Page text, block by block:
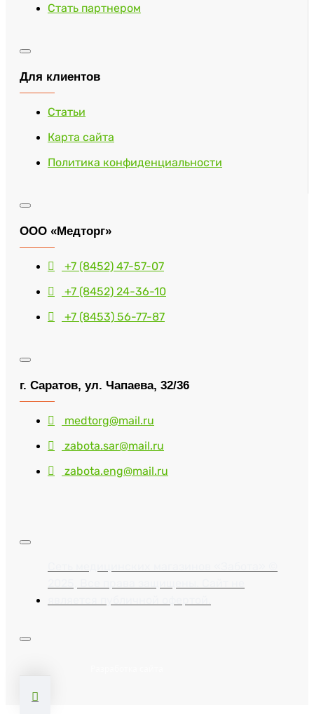
Стать партнером
Для клиентов
Статьи
Карта сайта
Политика конфиденциальности
ООО «Медторг»
+7 (8452) 47-57-07
+7 (8452) 24-36-10
+7 (8453) 56-77-87
г. Саратов, ул. Чапаева, 32/36
medtorg@mail.ru
zabota.sar@mail.ru
zabota.eng@mail.ru